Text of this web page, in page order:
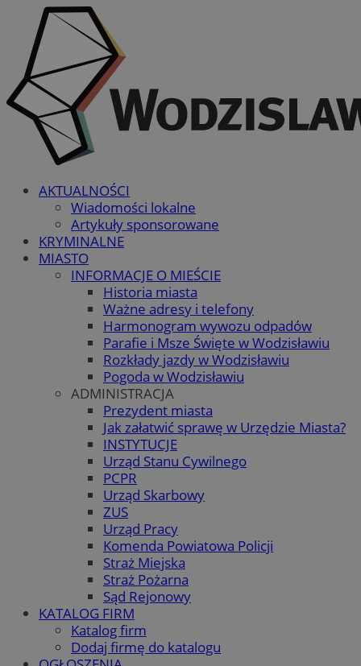
AKTUALNOŚCI
Wiadomości lokalne
Artykuły sponsorowane
KRYMINALNE
MIASTO
INFORMACJE O MIEŚCIE
Historia miasta
Ważne adresy i telefony
Harmonogram wywozu odpadów
Parafie i Msze Święte w Wodzisławiu
Rozkłady jazdy w Wodzisławiu
Pogoda w Wodzisławiu
ADMINISTRACJA
Prezydent miasta
Jak załatwić sprawę w Urzędzie Miasta?
INSTYTUCJE
Urząd Stanu Cywilnego
PCPR
Urząd Skarbowy
ZUS
Urząd Pracy
Komenda Powiatowa Policji
Straż Miejska
Straż Pożarna
Sąd Rejonowy
KATALOG FIRM
Katalog firm
Dodaj firmę do katalogu